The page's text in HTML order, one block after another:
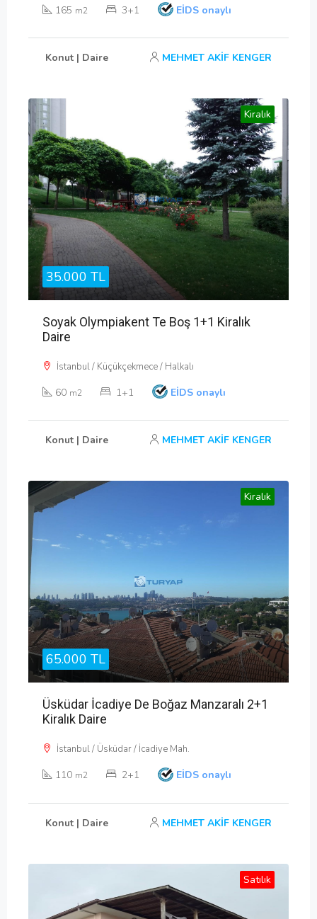
165 m2 3+1 EİDS onaylı
Konut | Daire MEHMET AKİF KENGER
Kiralık
35.000 TL
Soyak Olympiakent Te Boş 1+1 Kiralık
Daire
İstanbul / Küçükçekmece / Halkalı
60 m2 1+1 EİDS onaylı
Konut | Daire MEHMET AKİF KENGER
Kiralık
65.000 TL
Üsküdar İcadiye De Boğaz Manzaralı 2+1
Kiralık Daire
İstanbul / Üsküdar / İcadiye Mah.
110 m2 2+1 EİDS onaylı
Konut | Daire MEHMET AKİF KENGER
Satılık